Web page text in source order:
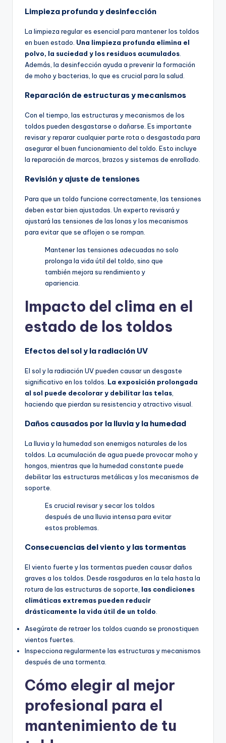
Limpieza profunda y desinfección
La limpieza regular es esencial para mantener los toldos
en buen estado. Una limpieza profunda elimina el
polvo, la suciedad y los residuos acumulados.
Además, la desinfección ayuda a prevenir la formación
de moho y bacterias, lo que es crucial para la salud.
Reparación de estructuras y mecanismos
Con el tiempo, las estructuras y mecanismos de los
toldos pueden desgastarse o dañarse. Es importante
revisar y reparar cualquier parte rota o desgastada para
asegurar el buen funcionamiento del toldo. Esto incluye
la reparación de marcos, brazos y sistemas de enrollado.
Revisión y ajuste de tensiones
Para que un toldo funcione correctamente, las tensiones
deben estar bien ajustadas. Un experto revisará y
ajustará las tensiones de las lonas y los mecanismos
para evitar que se aflojen o se rompan.
Mantener las tensiones adecuadas no solo
prolonga la vida útil del toldo, sino que
también mejora su rendimiento y
apariencia.
Impacto del clima en el
estado de los toldos
Efectos del sol y la radiación UV
El sol y la radiación UV pueden causar un desgaste
significativo en los toldos. La exposición prolongada
al sol puede decolorar y debilitar las telas
haciendo que pierdan su resistencia y atractivo visual.
Daños causados por la lluvia y la humedad
La lluvia y la humedad son enemigos naturales de los
toldos. La acumulación de agua puede provocar moho y
hongos, mientras que la humedad constante puede
debilitar las estructuras metálicas y los mecanismos de
soporte.
Es crucial revisar y secar los toldos
después de una lluvia intensa para evitar
estos problemas.
Consecuencias del viento y las tormentas
El viento fuerte y las tormentas pueden causar daños
graves a los toldos. Desde rasgaduras en la tela hasta la
rotura de las estructuras de soporte, las condiciones
climáticas extremas pueden reducir
drásticamente la vida útil de un toldo
Asegúrate de retraer los toldos cuando se pronostiquen
vientos fuertes.
Inspecciona regularmente las estructuras y mecanismos
después de una tormenta.
Cómo elegir al mejor
profesional para el
mantenimiento de tu